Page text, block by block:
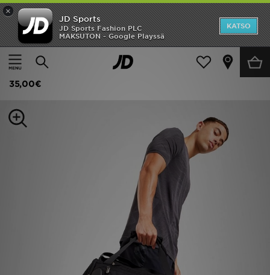
×
JD Sports
JD Sports Fashion PLC
MAKSUTON - Google Playssä
KATSO
Etusivu
Naiset Naisten asusteet Reput ja urheilukassit
Under Armour Urheilukassi XS
35,00€
Etusivu
Ale
Miehet